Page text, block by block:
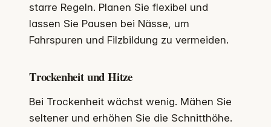
starre Regeln. Planen Sie flexibel und
lassen Sie Pausen bei Nässe, um
Fahrspuren und Filzbildung zu vermeiden.
Trockenheit und Hitze
Bei Trockenheit wächst wenig. Mähen Sie
seltener und erhöhen Sie die Schnitthöhe.